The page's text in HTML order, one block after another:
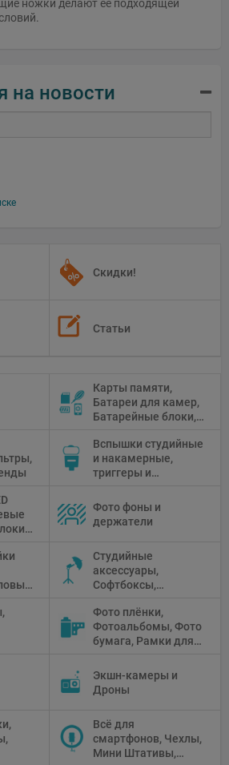
ножки делают ее подходящей
на новости
Скидки!
Статьи
Карты памяти,
Батареи для камер,
Батарейные блоки,
Вспышки студийные
и накамерные,
триггеры и
и
Фото фоны и
держатели
Студийные
аксессуары,
Софтбоксы,
Рефлекторы,
Отражатели,
Предметные
Фото плёнки,
Фотоальбомы, Фото
бумага, Рамки для
камеры
Экшн-камеры и
Дроны
Всё для
смартфонов, Чехлы,
Мини Штативы,